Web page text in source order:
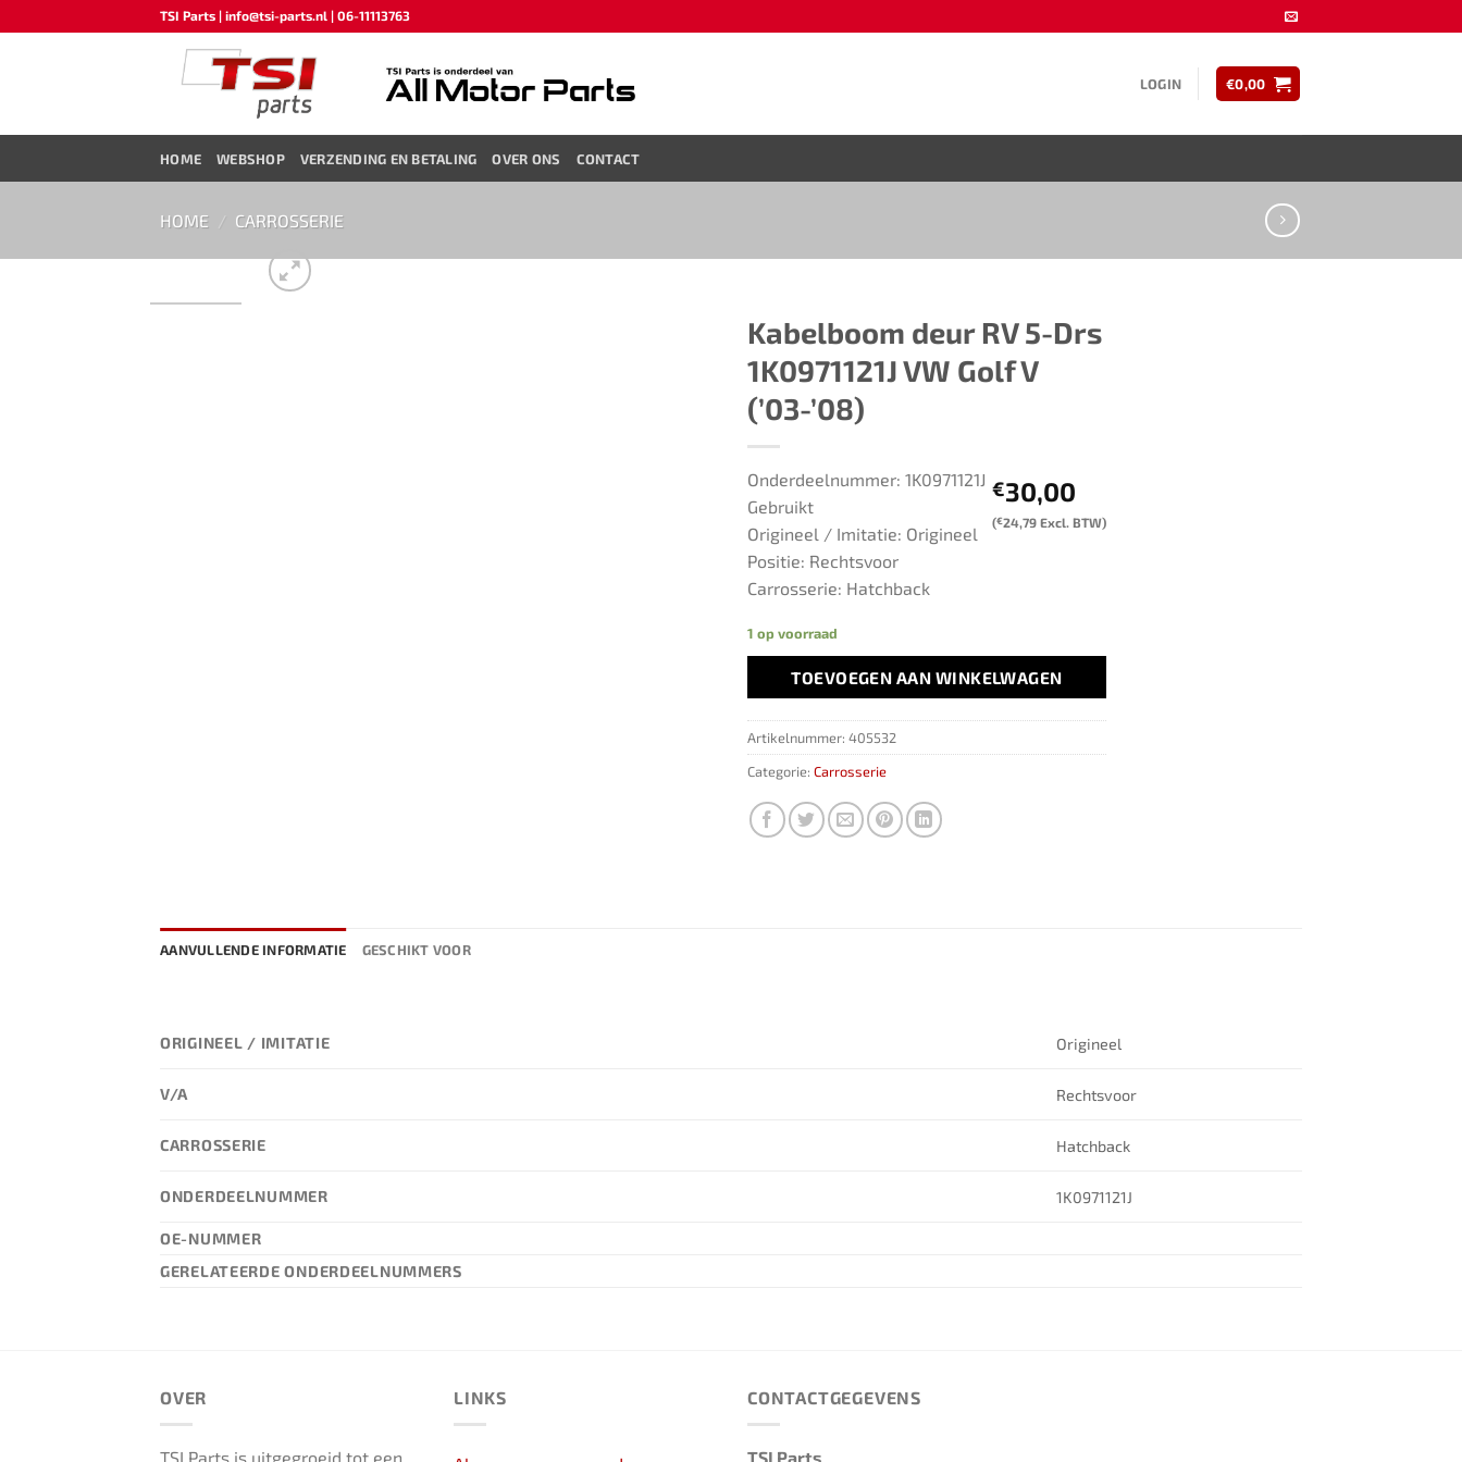
naar
TSI Parts | info@tsi-parts.nl | 06-11113763
LOGIN €0,00
HOME WEBSHOP VERZENDING EN BETALING OVER ONS CONTACT
HOME / CARROSSERIE
Kabelboom deur RV 5-Drs
1K0971121J VW Golf V
(’03-’08)
€30,00
(€24,79 Excl. BTW)
Onderdeelnummer: 1K0971121J
Gebruikt
Origineel / Imitatie: Origineel
Positie: Rechtsvoor
Carrosserie: Hatchback
1 op voorraad
TOEVOEGEN AAN WINKELWAGEN
Artikelnummer: 405532
Categorie: Carrosserie
AANVULLENDE INFORMATIE GESCHIKT VOOR
ORIGINEEL / IMITATIE Origineel
V/A Rechtsvoor
CARROSSERIE Hatchback
ONDERDEELNUMMER 1K0971121J
OE-NUMMER
GERELATEERDE ONDERDEELNUMMERS
OVER
TSI Parts is uitgegroeid tot een
LINKS CONTACTGEGEVENS
TSI Parts